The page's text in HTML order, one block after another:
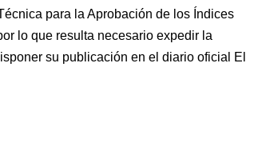
para la Aprobación de los Índices
lo que resulta necesario expedir la
su publicación en el diario oficial El